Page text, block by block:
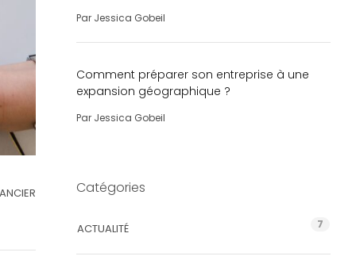
Par Jessica Gobeil
Comment préparer son entreprise à une
expansion géographique ?
Par Jessica Gobeil
Catégories
ACTUALITÉ 7